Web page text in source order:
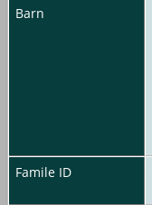
Barn
Famile ID